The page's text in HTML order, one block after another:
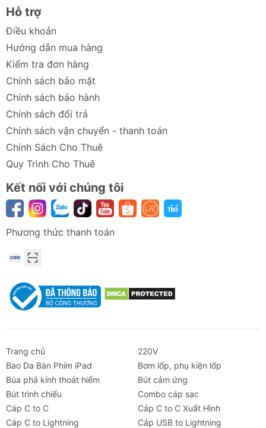
Hỗ trợ
Điều khoản
Hướng dẫn mua hàng
Kiểm tra đơn hàng
Chính sách bảo mật
Chính sách bảo hành
Chính sách đổi trả
Chính sách vận chuyển - thanh toán
Chính Sách Cho Thuê
Quy Trình Cho Thuê
Kết nối với chúng tôi
Phương thức thanh toán
Trang chủ
220V
Bao Da Bàn Phím iPad
Bơm lốp, phụ kiện lốp
Búa phá kính thoát hiểm
Bút cảm ứng
Bút trình chiếu
Combo cáp sạc
Cáp C to C
Cáp C to C Xuất Hình
Cáp C to Lightning
Cáp USB to Lightning